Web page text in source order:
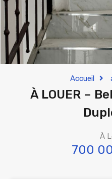
Accueil
À LOUER –
À
700